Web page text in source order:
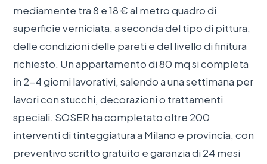
mediamente tra 8 e 18 € al metro quadro di
superficie verniciata, a seconda del tipo di pittura,
delle condizioni delle pareti e del livello di finitura
richiesto. Un appartamento di 80 mq si completa
in 2-4 giorni lavorativi, salendo a una settimana per
lavori con stucchi, decorazioni o trattamenti
speciali. SOSER ha completato oltre 200
interventi di tinteggiatura a Milano e provincia, con
preventivo scritto gratuito e garanzia di 24 mesi